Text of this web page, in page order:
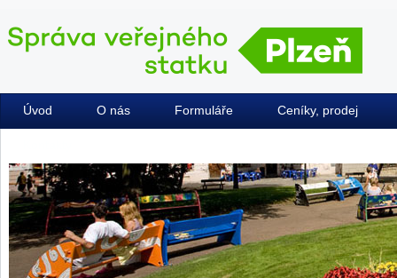
Úvod O nás Formuláře Ceníky, prodej